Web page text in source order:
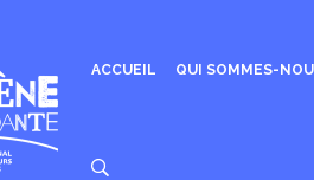
ACCUEIL QUI SOMMES-